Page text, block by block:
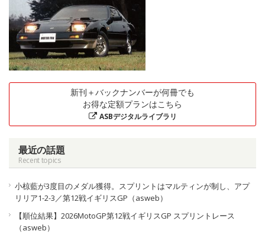
新刊＋バックナンバーが何冊でも
お得な定額プランはこちら
ASBデジタルライブラリ
最近の話題
Recent topics
小椋藍が3度目のメダル獲得。スプリントはマルティンが制し、アプ
リリア1-2-3／第12戦イギリスGP（asweb）
【順位結果】2026MotoGP第12戦イギリスGP スプリントレース
（asweb）